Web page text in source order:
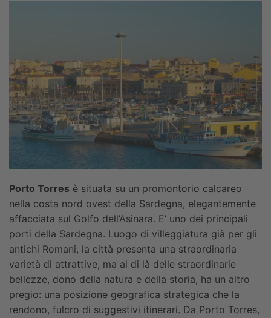
Porto Torres è situata su un promontorio calcareo
nella costa nord ovest della Sardegna, elegantemente
affacciata sul Golfo dell’Asinara. E’ uno dei principali
porti della Sardegna. Luogo di villeggiatura già per gli
antichi Romani, la città presenta una straordinaria
varietà di attrattive, ma al di là delle straordinarie
bellezze, dono della natura e della storia, ha un altro
pregio: una posizione geografica strategica che la
rendono, fulcro di suggestivi itinerari. Da Porto Torres,